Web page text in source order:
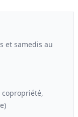
et samedis au
copropriété,